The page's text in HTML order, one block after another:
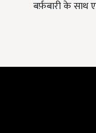
बर्फ़बारी के साथ